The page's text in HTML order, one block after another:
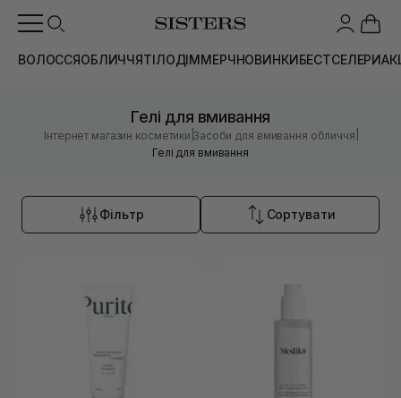
ВОЛОССЯОБЛИЧЧЯТІЛОДІММЕРЧНОВИНКИБЕСТСЕЛЕРИ
Гелі для вмивання
Інтернет магазин косметики Засоби для вмивання обличчя
Гелі для вмивання
Фільтр Сортувати